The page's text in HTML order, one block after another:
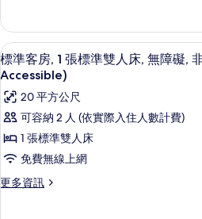
有
相
片
情
張
單
人
床
(Superior
Room
Twice)
的
所
客
房,
2
張
人
床
(Superior
Room
Twice)
詳
顯
示
標
準
客
房,
1
張
客
4
標準客房, 1 張標準雙人床, 無障礙,
Accessible)
20 平方公尺
可容納 2 人 (依實際入住人數計費)
1 張標準雙人床
免費無線上網
更多資訊
更